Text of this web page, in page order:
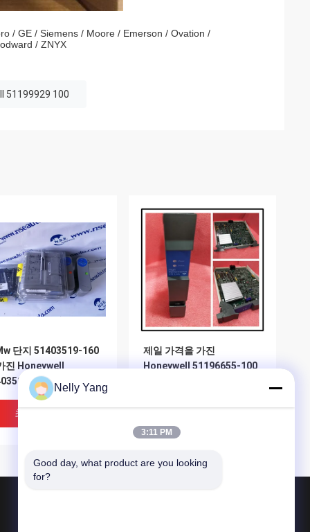
/ GE / Siemens / Moore / Emerson / Ovation /
/ ZNYX
51199929 100
단지 51403519-160
진 Honeywell
160 K4LCN
어미판
최고의 가격
제일 가격을 가진
Honeywell 51196655-100
Nelly Yang
3:11 PM
Good day, what product are you looking
for?